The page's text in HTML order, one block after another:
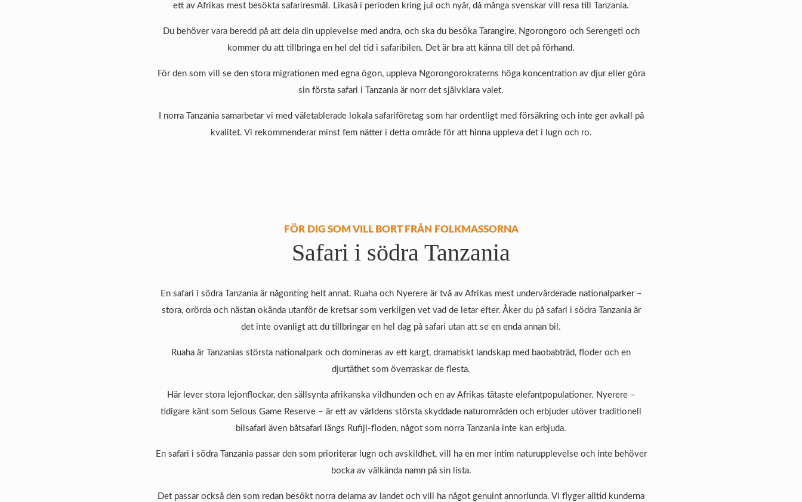
ett av Afrikas mest besökta safariresmål. Likaså i perioden kring jul och nyår, då många svenskar vill resa till Tanzania.
Du behöver vara beredd på att dela din upplevelse med andra, och ska du besöka Tarangire, Ngorongoro och Serengeti och
kommer du att tillbringa en hel del tid i safaribilen. Det är bra att känna till det på förhand.
För den som vill se den stora migrationen med egna ögon, uppleva Ngorongorokraterns höga koncentration av djur eller göra
sin första safari i Tanzania är norr det självklara valet.
I norra Tanzania samarbetar vi med väletablerade lokala safariföretag som har ordentligt med försäkring och inte ger avkall på
kvalitet. Vi rekommenderar minst fem nätter i detta område för att hinna uppleva det i lugn och ro.
FÖR DIG SOM VILL BORT FRÅN FOLKMASSORNA
Safari i södra Tanzania
En safari i södra Tanzania är någonting helt annat. Ruaha och Nyerere är två av Afrikas mest undervärderade nationalparker –
stora, orörda och nästan okända utanför de kretsar som verkligen vet vad de letar efter. Åker du på safari i södra Tanzania är
det inte ovanligt att du tillbringar en hel dag på safari utan att se en enda annan bil.
Ruaha är Tanzanias största nationalpark och domineras av ett kargt, dramatiskt landskap med baobabträd, floder och en
djurtäthet som överraskar de flesta.
Här lever stora lejonflockar, den sällsynta afrikanska vildhunden och en av Afrikas tätaste elefantpopulationer. Nyerere –
tidigare känt som Selous Game Reserve – är ett av världens största skyddade naturområden och erbjuder utöver traditionell
bilsafari även båtsafari längs Rufiji-floden, något som norra Tanzania inte kan erbjuda.
En safari i södra Tanzania passar den som prioriterar lugn och avskildhet, vill ha en mer intim naturupplevelse och inte behöver
bocka av välkända namn på sin lista.
Det passar också den som redan besökt norra delarna av landet och vill ha något genuint annorlunda. Vi flyger alltid kunderna